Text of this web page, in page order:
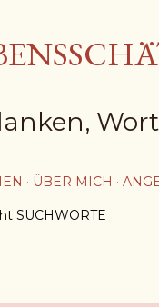
ÜBER MICH
SUCHWORTE